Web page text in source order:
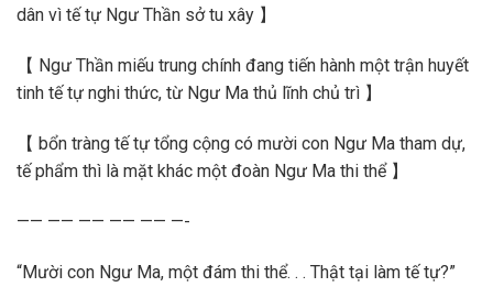
dân vì tế tự Ngư Thần sở tu xây 】
【 Ngư Thần miếu trung chính đang tiến hành một trận huyết
tinh tế tự nghi thức, từ Ngư Ma thủ lĩnh chủ trì 】
【 bổn tràng tế tự tổng cộng có mười con Ngư Ma tham dự,
tế phẩm thì là mặt khác một đoàn Ngư Ma thi thể 】
—— —— —— —— —— —-
“Mười con Ngư Ma, một đám thi thể. . . Thật tại làm tế tự?”